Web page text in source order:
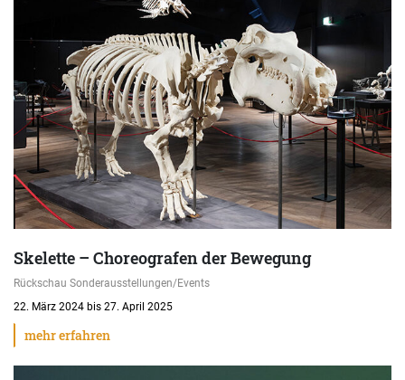
Skelette – Choreografen der Bewegung
Rückschau Sonderausstellungen/Events
22. März 2024 bis 27. April 2025
mehr erfahren